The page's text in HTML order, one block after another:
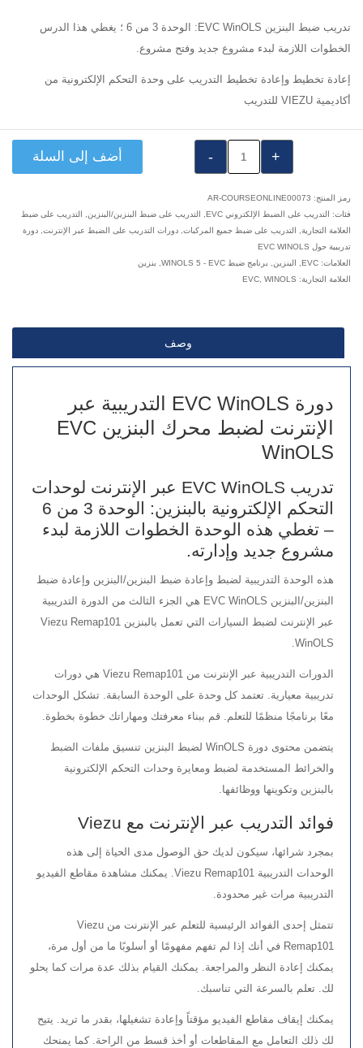
تدريب ضبط البنزين EVC WinOLS: الوحدة 3 من 6 ؛ يغطي هذا الدرس
الخطوات اللازمة لبدء مشروع جديد وفتح مشروع.
إعادة تخطيط وإعادة تخطيط التدريب على وحدة التحكم الإلكترونية من
أكاديمية VIEZU للتدريب
أضف إلى السلة
رمز المنتج: AR-COURSEONLINE00073
فئات: التدريب على الضبط الإلكتروني EVC , التدريب على ضبط البنزين/البنزين, التدريب على ضبط
العلامة التجارية, التدريب على ضبط جميع المركبات, دورات التدريب على الضبط عبر الإنترنت, دورة
تدريبية حول EVC WINOLS
العلامات: EVC
, البنزين, برنامج ضبط WINOLS 5 - EVC , بنزين
العلامة التجارية:
EVC, WINOLS
وصف
دورة EVC WinOLS التدريبية عبر
الإنترنت لضبط محرك البنزين EVC
WinOLS
تدريب EVC WinOLS عبر الإنترنت لوحدات
التحكم الإلكترونية بالبنزين: الوحدة 3 من 6
– تغطي هذه الوحدة الخطوات اللازمة لبدء
مشروع جديد وإدارته.
هذه الوحدة التدريبية لضبط وإعادة ضبط البنزين/البنزين وإعادة ضبط
البنزين/البنزين EVC WinOLS هي الجزء الثالث من الدورة التدريبية
عبر الإنترنت لضبط السيارات التي تعمل بالبنزين Viezu Remap101
WinOLS.
الدورات التدريبية عبر الإنترنت من Viezu Remap101 هي دورات
تدريبية معيارية. تعتمد كل وحدة على الوحدة السابقة. تشكل الوحدات
معًا برنامجًا منظمًا للتعلم. قم ببناء معرفتك ومهاراتك خطوة بخطوة.
يتضمن محتوى دورة WinOLS لضبط البنزين تنسيق ملفات الضبط
والخرائط المستخدمة لضبط ومعايرة وحدات التحكم الإلكترونية
بالبنزين وتكوينها ووظائفها.
فوائد التدريب عبر الإنترنت مع Viezu
بمجرد شرائها، سيكون لديك حق الوصول مدى الحياة إلى هذه
الوحدات التدريبية Viezu Remap101. يمكنك مشاهدة مقاطع الفيديو
التدريبية مرات غير محدودة.
تتمثل إحدى الفوائد الرئيسية للتعلم عبر الإنترنت من Viezu
Remap101 في أنك إذا لم تفهم مفهومًا أو أسلوبًا ما من أول مرة،
يمكنك إعادة النظر والمراجعة. يمكنك القيام بذلك عدة مرات كما يحلو
لك. تعلم بالسرعة التي تناسبك.
يمكنك إيقاف مقاطع الفيديو مؤقتاً وإعادة تشغيلها، بقدر ما تريد. يتيح
لك ذلك التعامل مع المقاطعات أو أخذ قسط من الراحة. كما يمنحك